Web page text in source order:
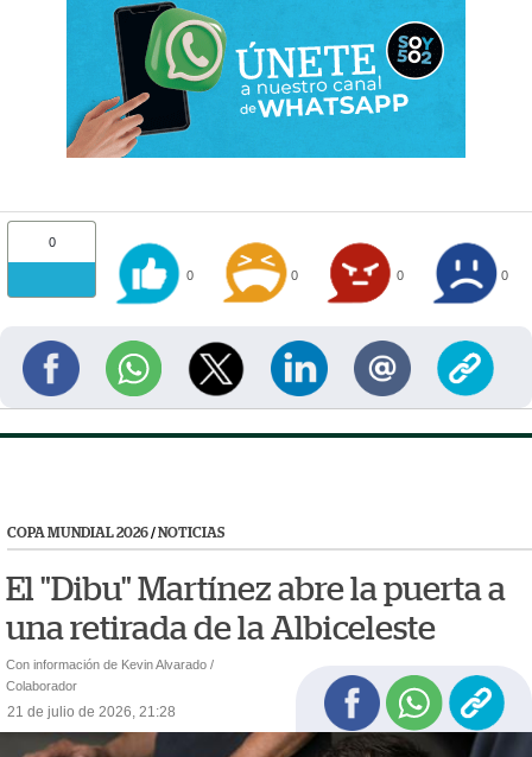
0
0 0 0 0
COPA MUNDIAL 2026/ NOTICIAS
El "Dibu" Martínez abre la puerta a
una retirada de la Albiceleste
Con información de Kevin Alvarado /
Colaborador
21 de julio de 2026, 21:28